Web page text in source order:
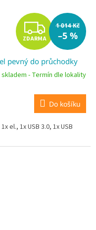
Z
D
A
R
M
A
ZDARMA
1 014 Kč
–5 %
pevný do průchodky
- Termín dle lokality
Do košíku
el., 1x USB 3.0, 1x USB